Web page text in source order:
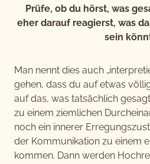
Prüfe, ob du hörst, was
eher darauf reagierst, was
sein
Man nennt dies auch
gehen, dass du auf etwas
auf das, was tatsächlich
zu einem ziemlichen
noch ein innerer
der Kommunikation zu einem
kommen. Dann werden